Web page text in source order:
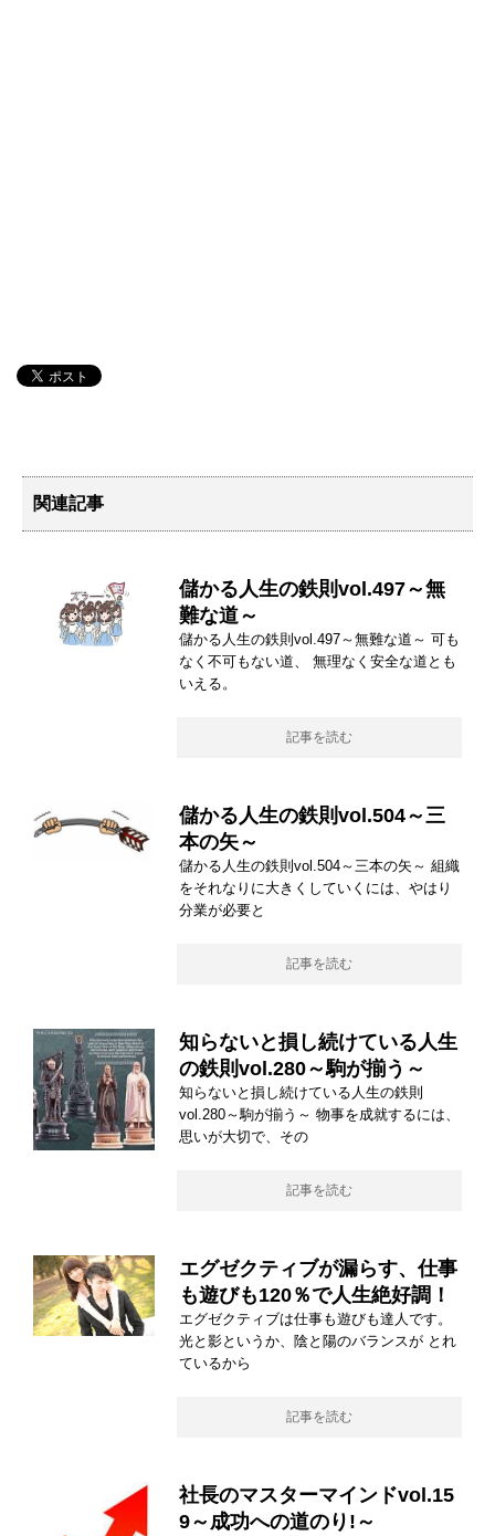
関連記事
儲かる人生の鉄則vol.497～無
難な道～
儲かる人生の鉄則vol.497～無難な道～ 可も
なく不可もない道、 無理なく安全な道とも
いえる。
記事を読む
儲かる人生の鉄則vol.504～三
本の矢～
儲かる人生の鉄則vol.504～三本の矢～ 組織
をそれなりに大きくしていくには、やはり
分業が必要と
記事を読む
知らないと損し続けている人生
の鉄則vol.280～駒が揃う～
知らないと損し続けている人生の鉄則
vol.280～駒が揃う～ 物事を成就するには、
思いが大切で、その
記事を読む
エグゼクティブが漏らす、仕事
も遊びも120％で人生絶好調！
エグゼクティブは仕事も遊びも達人です。
光と影というか、陰と陽のバランスが とれ
ているから
記事を読む
社長のマスターマインドvol.15
9～成功への道のり!～